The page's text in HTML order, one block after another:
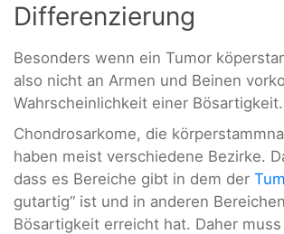
Differenzierung
Besonders wenn ein Tumor
also nicht an Armen und Beinen
Wahrscheinlichkeit einer Bösartigkeit.
Chondrosarkome, die
haben meist verschiedene Bezirke.
dass es Bereiche gibt in dem der
gutartig“ ist und in anderen
Bösartigkeit erreicht hat. Daher